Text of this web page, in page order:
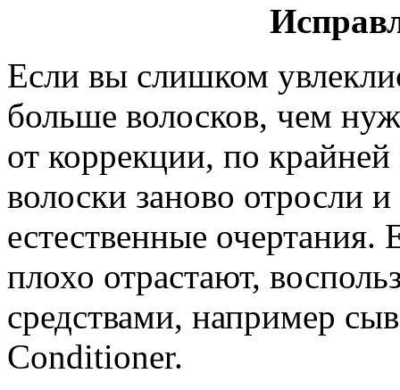
Если вы слишком
больше волосков, чем
от коррекции, по
волоски заново отросли
естественные
плохо отрастают,
средствами, например
Conditioner.